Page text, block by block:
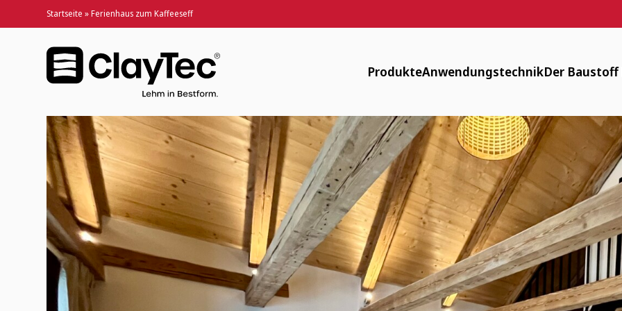
Startseite »Ferienhaus zum Kaffeeseff
Produkte
Designputz, Farbspachtel, Anstriche
Lehmputze
Lehm-Trockenbau
Fachwerksanierung
Innendämmung
Mauerwerk und Stampflehm
Weitere Produkte
Anwendungstechnik
Downloads
FAQ
Maschinentechnik
Flächenheizung
Anwendungsvideos
Webinare
LV-Texte Lehmputze und weitere
Der Baustoff
Verfügbar
Energiearm
Zirkulär
Gesund
Historisch
Ferienhaus zum Kaffeeseff